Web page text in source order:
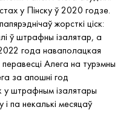
у Пінску ў 2020 годзе.
жорсткі ціск:
ў штрафны ізалятар, а
года наваполацкая
Алега на турэмны
за апошні год
у штрафным ізалятары
па некалькі месяцаў